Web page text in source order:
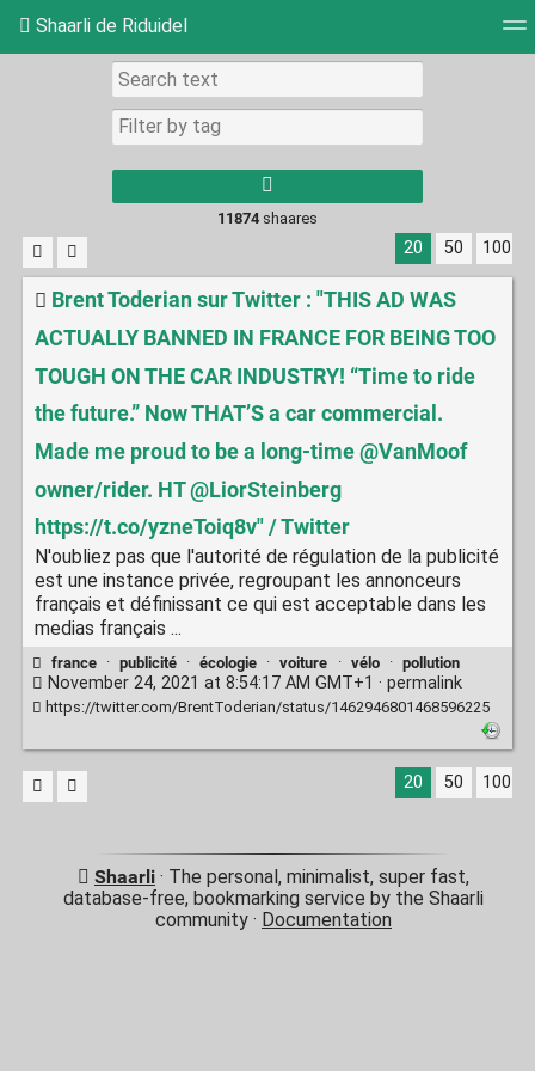
Shaarli de Riduidel
Daily
11874shaares
20 50 100
Brent Toderian sur Twitter : "THIS AD WAS
ACTUALLY BANNED IN FRANCE FOR BEING TOO
TOUGH ON THE CAR INDUSTRY! “Time to ride
the future.” Now THAT’S a car commercial.
Made me proud to be a long-time @VanMoof
owner/rider. HT @LiorSteinberg
https://t.co/yzneToiq8v" / Twitter
N'oubliez pas que l'autorité de régulation de la publicité
est une instance privée, regroupant les annonceurs
français et définissant ce qui est acceptable dans les
medias français ...
france · publicité · écologie · voiture · vélo · pollution
November 24, 2021 at 8:54:17 AM GMT+1 · permalink
https://twitter.com/BrentToderian/status/1462946801468596225
20 50 100
Shaarli· The personal, minimalist, super fast,
database-free, bookmarking service by the Shaarli
community · Documentation